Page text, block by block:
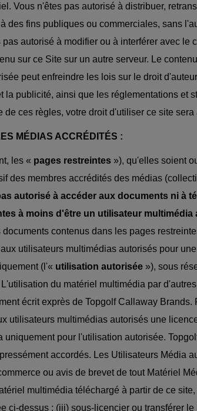
Vous n'êtes pas autorisé à distribuer,
des fins publiques ou commerciales, sans
autorisé à modifier ou à interférer avec le
sur ce Site sur un autre serveur. Le
peut enfreindre les lois sur le droit
publicité, ainsi que les réglementations et
ces règles, votre droit d'utiliser ce site
MÉDIAS ACCRÉDITÉS :
les « pages restreintes »), qu'elles soient
des membres accrédités des médias
autorisé à accéder aux documents ni à
à moins d'être un utilisateur multimédia
contenus dans les pages
utilisateurs multimédias autorisés pour
(l'« utilisation autorisée »), sous
du matériel multimédia par
écrit exprès de Topgolf Callaway Brands.
utilisateurs multimédias autorisés une
uniquement pour l'utilisation autorisée.
accordés. Les Utilisateurs Média
ou avis de brevet de tout Matériel
multimédia téléchargé à partir de ce
ci-dessus ; (iii) sous-licencier ou transférer